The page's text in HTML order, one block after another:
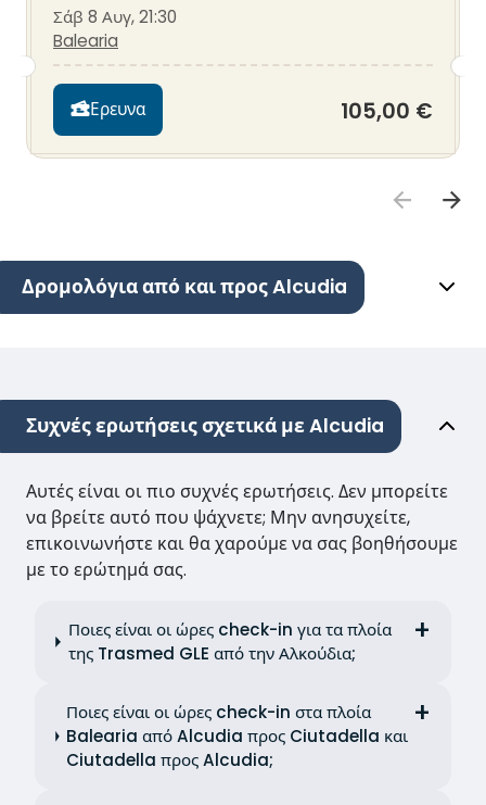
Σάβ 8 Αυγ, 21:30
Balearia
Ερευνα 105,00 €
Δρομολόγια από και προς Alcudia
Συχνές ερωτήσεις σχετικά με Alcudia
Αυτές είναι οι πιο συχνές ερωτήσεις. Δεν μπορείτε
να βρείτε αυτό που ψάχνετε; Μην ανησυχείτε,
επικοινωνήστε και θα χαρούμε να σας βοηθήσουμε
με το ερώτημά σας.
Ποιες είναι οι ώρες check-in για τα πλοία
της Trasmed GLE από την Αλκούδια;
Ποιες είναι οι ώρες check-in στα πλοία
Balearia από Alcudia προς Ciutadella και
Ciutadella προς Alcudia;